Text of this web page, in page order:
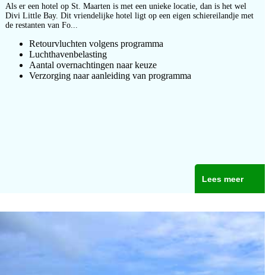
Als er een hotel op St. Maarten is met een unieke locatie, dan is het wel
Divi Little Bay. Dit vriendelijke hotel ligt op een eigen schiereilandje met
de restanten van Fo...
Retourvluchten volgens programma
Luchthavenbelasting
Aantal overnachtingen naar keuze
Verzorging naar aanleiding van programma
Lees meer